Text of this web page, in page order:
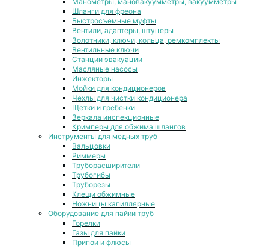
Шланги для фреона
Быстросъемные муфты
Вентили, адаптеры, штуцеры
Золотники, ключи, кольца, ремкомплекты
Вентильные ключи
Станции эвакуации
Масляные насосы
Инжекторы
Мойки для кондиционеров
Чехлы для чистки кондиционера
Щетки и гребенки
Зеркала инспекционные
Кримперы для обжима шлангов
Инструменты для медных труб
Вальцовки
Риммеры
Труборасширители
Трубогибы
Труборезы
Клещи обжимные
Ножницы капиллярные
Оборудование для пайки труб
Горелки
Газы для пайки
Припои и флюсы